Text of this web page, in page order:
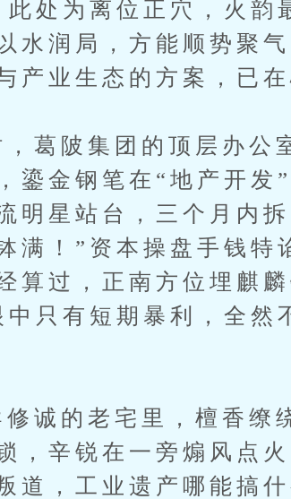
此处为离位正穴，火韵
水润局，方能顺势聚
产业生态的方案，已在
葛陂集团的顶层办公
鎏金钢笔在“地产开发
明星站台，三个月内
满！”资本操盘手钱特
算过，正南方位埋麒
中只有短期暴利，全然
诚的老宅里，檀香缭
，辛锐在一旁煽风点
道，工业遗产哪能搞